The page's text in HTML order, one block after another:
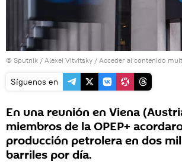
© Sputnik / Alexei Vitvitsky / Acceder al contenido
Síguenos en
En una reunión en Viena
miembros de la OPEP+
producción petrolera en dos
barriles por día.